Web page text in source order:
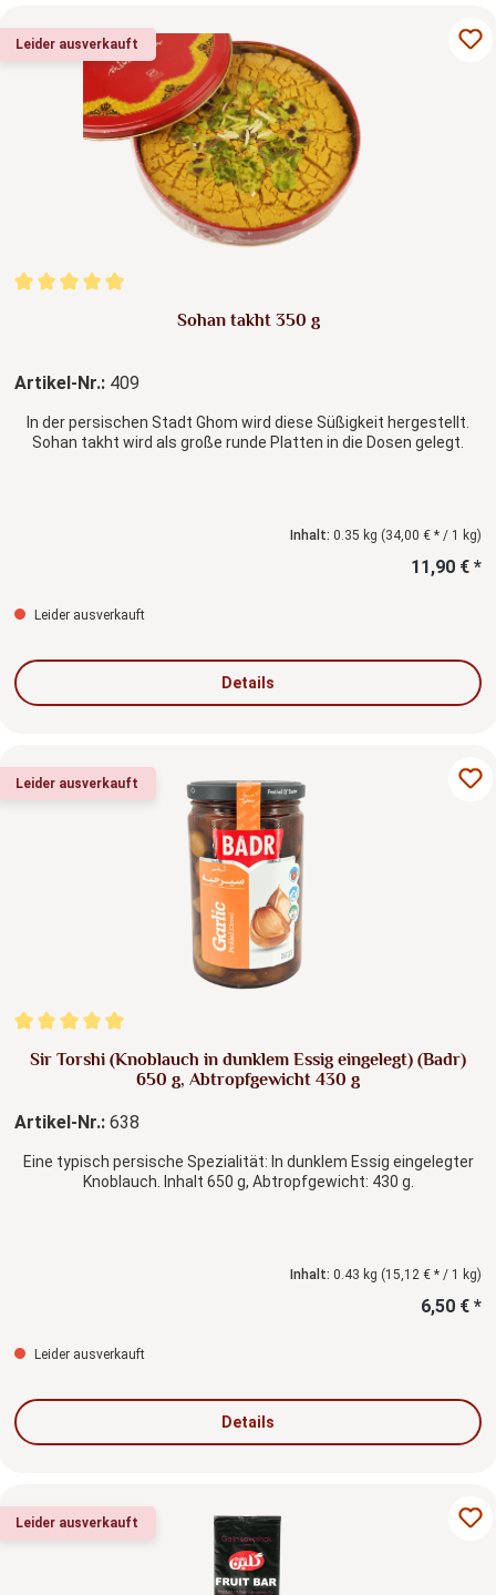
Leider ausverkauft
Durchschnittliche Bewertung von 5 von 5 Sternen
Sohan takht 350 g
Artikel-Nr.: 409
In der persischen Stadt Ghom wird diese Süßigkeit hergestellt.
Sohan takht wird als große runde Platten in die Dosen gelegt.
Inhalt: 0.35 kg (34,00 € * / 1 kg)
11,90 € *
Leider ausverkauft
Details
Leider ausverkauft
Durchschnittliche Bewertung von 5 von 5 Sternen
Sir Torshi (Knoblauch in dunklem Essig eingelegt) (Badr)
650 g, Abtropfgewicht 430 g
Artikel-Nr.: 638
Eine typisch persische Spezialität: In dunklem Essig eingelegter
Knoblauch. Inhalt 650 g, Abtropfgewicht: 430 g.
Inhalt: 0.43 kg (15,12 € * / 1 kg)
6,50 € *
Leider ausverkauft
Details
Leider ausverkauft